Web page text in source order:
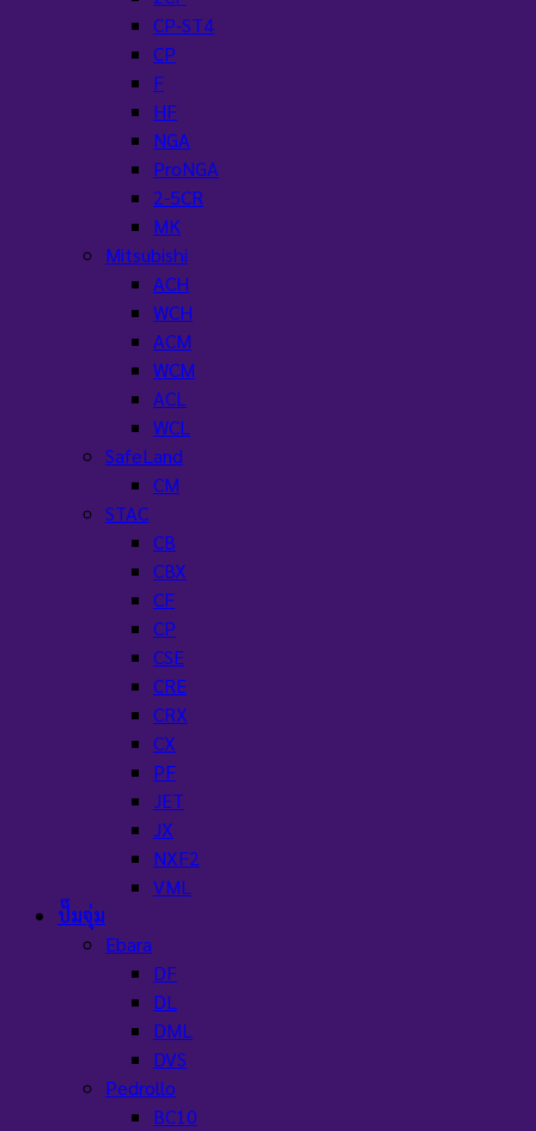
CP-ST4
CP
F
HF
NGA
ProNGA
2-5CR
MK
Mitsubishi
ACH
WCH
ACM
WCM
ACL
WCL
SafeLand
CM
STAC
CB
CBX
CF
CP
CSE
CRE
CRX
CX
PF
JET
JX
NXF2
VML
ปั๊มจุ่ม
Ebara
DF
DL
DML
DVS
Pedrollo
BC10